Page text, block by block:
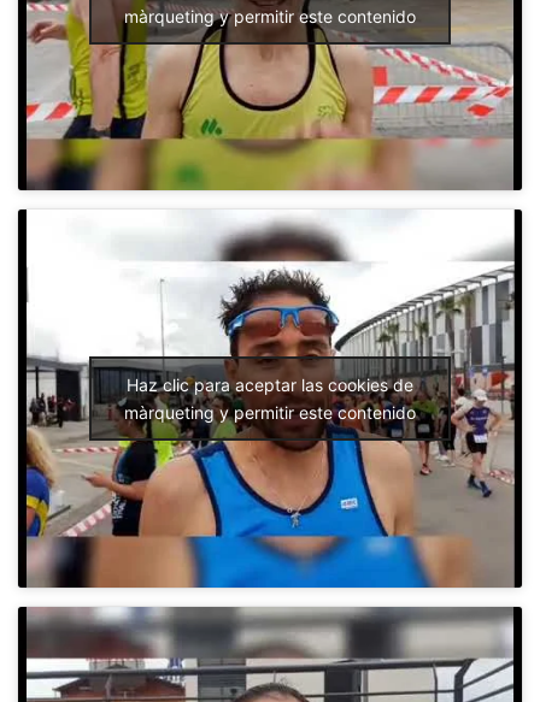
màrqueting y permitir este contenido
Haz clic para aceptar las cookies de
màrqueting y permitir este contenido